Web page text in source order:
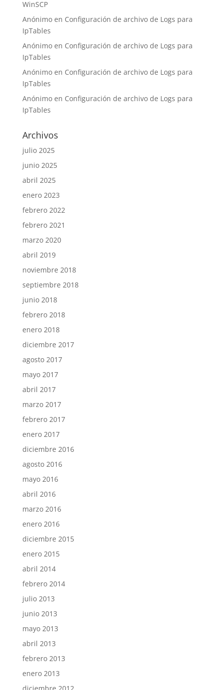
WinSCP
Anónimoen Configuración de archivo de Logs para
IpTables
Anónimoen Configuración de archivo de Logs para
IpTables
Anónimoen Configuración de archivo de Logs para
IpTables
Anónimoen Configuración de archivo de Logs para
IpTables
Archivos
julio 2025
junio 2025
abril 2025
enero 2023
febrero 2022
febrero 2021
marzo 2020
abril 2019
noviembre 2018
septiembre 2018
junio 2018
febrero 2018
enero 2018
diciembre 2017
agosto 2017
mayo 2017
abril 2017
marzo 2017
febrero 2017
enero 2017
diciembre 2016
agosto 2016
mayo 2016
abril 2016
marzo 2016
enero 2016
diciembre 2015
enero 2015
abril 2014
febrero 2014
julio 2013
junio 2013
mayo 2013
abril 2013
febrero 2013
enero 2013